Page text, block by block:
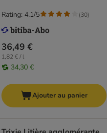
36,49 €
1,82 € / l
34,30 €
Rating: 4.1/5 (30)
Ajouter au panier